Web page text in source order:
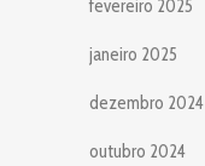
fevereiro 2025
janeiro 2025
dezembro 2024
outubro 2024